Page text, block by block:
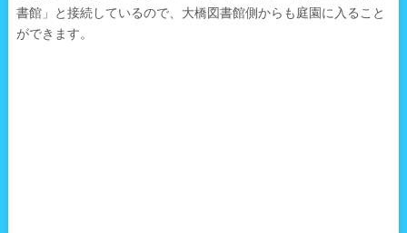
書館」と接続しているので、大橋図書館側からも庭園に入ること
ができます。